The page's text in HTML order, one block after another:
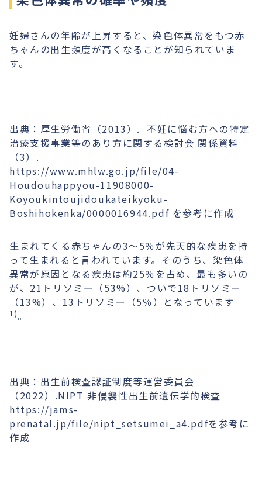
妊婦さんの年齢が上昇すると、染色体異常をもつ赤
ちゃんの出生頻度が高くなることが知られていま
す。
出典：厚生労働省（2013）. 不妊に悩む方への特定
治療支援事業等のあり方に関する検討会 関係資料
（3）.
https://www.mhlw.go.jp/file/04-
Houdouhappyou-11908000-
Koyoukintoujidoukateikyoku-
Boshihokenka/0000016944.pdf を参考に作成
生まれてくる赤ちゃんの3〜5％が先天的な疾患を持
って生まれると言われています。そのうち、染色体
異常が原因となる疾患は約25％を占め、最も多いの
が、21トリソミー（53%）、ついで18トリソミー
（13%）、13トリソミー（5％）となっています
1)。
出典：出生前検査認証制度等運営委員会
（2022）.NIPT 非侵襲性出生前遺伝学的検査
https://jams-
prenatal.jp/file/nipt_setsumei_a4.pdfを参考に
作成